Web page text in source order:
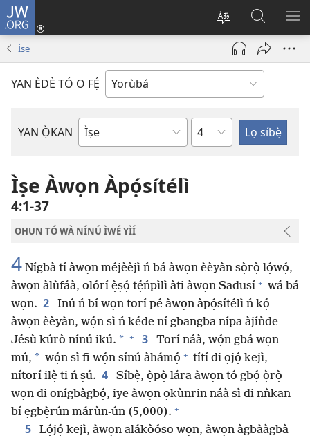
JW.ORG
Yí
èdè
ìkànnì
pa
Wọlé
(opens
window)
Wa
JW.ORG
Ìṣe
YAN ÈDÈ TÓ O FẸ́
YAN Ọ̀KAN
Ìwé
Orí
Ìṣe Àwọn Àpọ́sítélì
4:1-37
OHUN TÓ WÀ NÍNÚ ÌWÉ YÌÍ
4 Nígbà tí àwọn méjèèjì ń bá àwọn èèyàn sọ̀rọ̀ lọ́wọ́,
àwọn àlùfáà, olórí ẹ̀ṣọ́ tẹ́ńpìlì àti àwọn Sadusí + wá bá
wọn. 2
Inú ń bí wọn torí pé àwọn àpọ́sítélì ń kọ́
àwọn èèyàn, wọ́n sì ń kéde ní gbangba nípa àjíǹde
Jésù kúrò nínú ikú. * + 3
Torí náà, wọ́n gbá wọn
mú, * wọ́n sì fi wọ́n sínú àhámọ́ + títí di ọjọ́ kejì,
nítorí ilẹ̀ ti ń ṣú. 4
Síbẹ̀, ọ̀pọ̀ lára àwọn tó gbọ́ ọ̀rọ̀
wọn di onígbàgbọ́, iye àwọn ọkùnrin náà sì di nǹkan
bí ẹgbẹ̀rún márùn-ún (5,000). +
5
Lọ́jọ́ kejì, àwọn alákòóso wọn, àwọn àgbààgbà